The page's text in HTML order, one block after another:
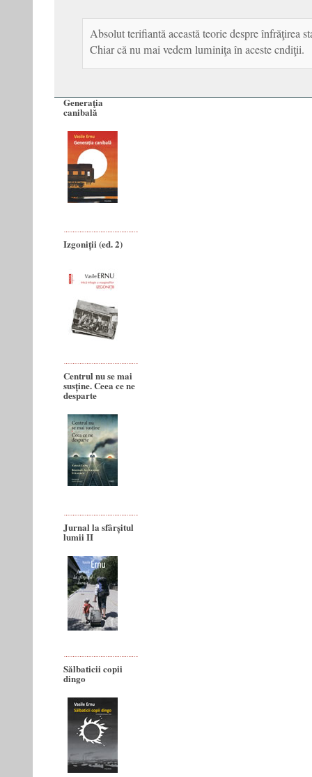
Absolut terifiantă această teorie despre înfrăţirea
Chiar că nu mai vedem luminiţa în aceste cndiţii.
Generaţia
canibală
Izgoniții (ed. 2)
Centrul nu se mai
susține. Ceea ce ne
desparte
Jurnal la sfârșitul
lumii II
Sălbaticii copii
dingo